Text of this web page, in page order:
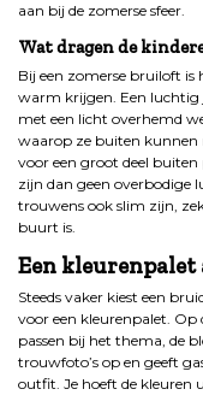
aan bij de zomerse sfeer.
Wat dragen de
Bij een zomerse bruiloft
warm krijgen. Een luchtig
met een licht overhemd
waarop ze buiten kunnen
voor een groot deel buiten
zijn dan geen overbodige
trouwens ook slim zijn,
buurt is.
Een kleurenpalet
Steeds vaker kiest een
voor een kleurenpalet.
passen bij het thema, de
trouwfoto’s op en geeft
outfit. Je hoeft de kleuren